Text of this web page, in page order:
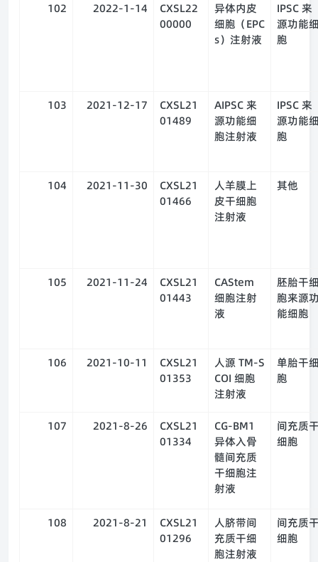
102 2022-1-14
CXSL22
00000
异体内皮
细胞（EPC
s）注射液
IPSC 来
源功能
胞
103 2021-12-17
CXSL21
01489
AIPSC 来
源功能细
胞注射液
IPSC 来
源功能
胞
104 2021-11-30
CXSL21
01466
人羊膜上
皮干细胞
注射液
其他
105 2021-11-24
CXSL21
01443
CAStem
细胞注射
液
胚胎干
胞来源
能细胞
106 2021-10-11
CXSL21
01353
人源 TM-S
COI 细胞
注射液
单胎干
胞
107 2021-8-26
CXSL21
01334
CG-BM1
异体入骨
髓间充质
干细胞注
射液
间充质
细胞
108 2021-8-21
CXSL21
01296
人脐带间
充质干细
胞注射液
间充质
细胞